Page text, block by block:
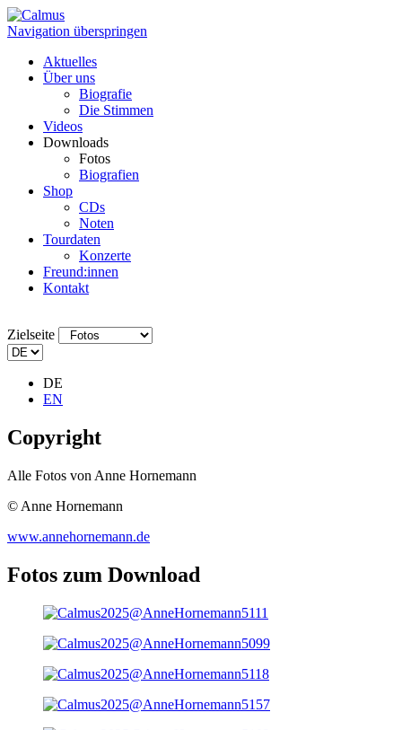
Navigation überspringen
Aktuelles
Über uns
Biografie
Die Stimmen
Videos
Downloads
Fotos
Biografien
Shop
CDs
Noten
Tourdaten
Konzerte
Freund:innen
Kontakt
Zielseite
DE
EN
Copyright
Alle Fotos von Anne Hornemann
© Anne Hornemann
www.annehornemann.de
Fotos zum Download